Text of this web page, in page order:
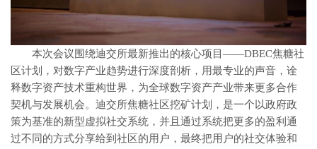
本次会议围绕迪交所最新推出的核心项目——DBEC焦糖社
区计划，对数字产业趋势进行深度剖析，用最专业的声音，诠
释数字资产技术重构世界，为全球数字资产产业带来更多合作
契机与发展机会。迪交所焦糖社区挖矿计划，是一个以政府政
策为基准的新型虚拟社交系统，并且通过系统把更多的盈利通
过不同的方式分享给到社区的用户，最终把用户的社交体验和